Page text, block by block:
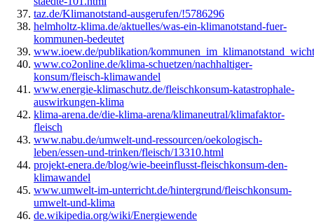
taz.de/Klimanotstand-ausgerufen/!5786296
helmholtz-klima.de/aktuelles/was-ein-klimanotstand-fuer-
kommunen-bedeutet
www.ioew.de/publikation/
www.co2online.de/klima-schuetzen/nachhaltiger-
konsum/fleisch-klimawandel
www.energie-klimaschutz.de/fleischkonsum-katastrophale-
auswirkungen-klima
klima-arena.de/die-klima-arena/klimaneutral/klimafaktor-
fleisch
www.nabu.de/umwelt-und-ressourcen/oekologisch-
leben/essen-und-trinken/fleisch/13310.html
projekt-enera.de/blog/wie-beeinflusst-fleischkonsum-den-
klimawandel
www.umwelt-im-unterricht.de/hintergrund/fleischkonsum-
umwelt-und-klima
de.wikipedia.org/wiki/Energiewende